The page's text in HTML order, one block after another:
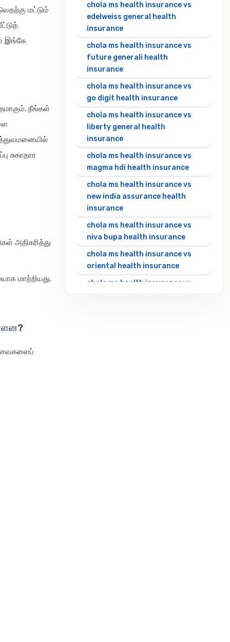
மட்டும்
இங்கே
நீங்கள்
சுகாதார
அதிகரித்து
மாற்றியது.
chola ms health insurance vs
edelweiss general health
insurance
chola ms health insurance vs
future generali health
insurance
chola ms health insurance vs
go digit health insurance
chola ms health insurance vs
liberty general health
insurance
chola ms health insurance vs
magma hdi health insurance
chola ms health insurance vs
new india assurance health
insurance
chola ms health insurance vs
niva bupa health insurance
chola ms health insurance vs
oriental health insurance
chola ms health insurance vs